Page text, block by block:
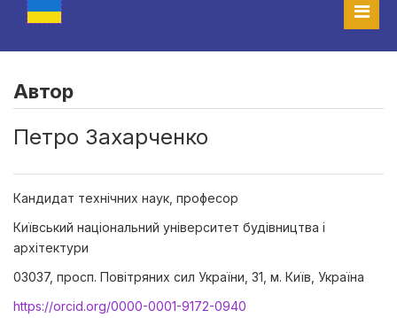
Автор
Петро Захарченко
Кандидат технічних наук, професор
Київський національний університет будівництва і
архітектури
03037, просп. Повітряних сил України, 31, м. Київ, Україна
https://orcid.org/0000-0001-9172-0940